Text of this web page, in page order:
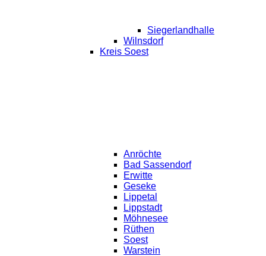
Siegerlandhalle
Wilnsdorf
Kreis Soest
Anröchte
Bad Sassendorf
Erwitte
Geseke
Lippetal
Lippstadt
Möhnesee
Rüthen
Soest
Warstein